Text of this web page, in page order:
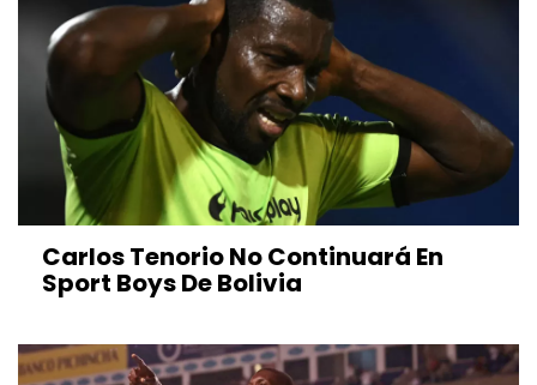
Carlos Tenorio No Continuará En
Sport Boys De Bolivia